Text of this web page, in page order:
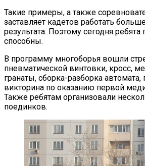
Такие примеры, а также
заставляет кадетов работать
результата. Поэтому сегодня ребята
способны.
В программу многоборья вошли
пневматической винтовки, кросс,
гранаты, сборка-разборка автомата,
викторина по оказанию первой
Также ребятам организовали
поединков.